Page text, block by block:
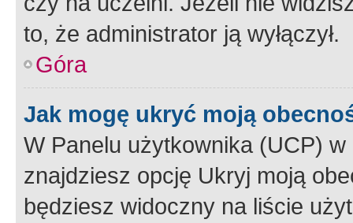
to, że administrator ją wyłączył.
Góra
Jak mogę ukryć moją
W Panelu użytkownika (UCP) w
znajdziesz opcję Ukryj moją
będziesz widoczny na liście